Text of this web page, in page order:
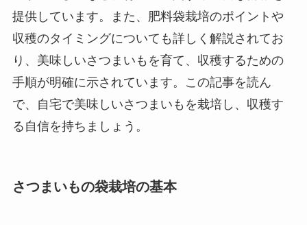
提供しています。また、肥料袋栽培のポイントや
収穫のタイミングについても詳しく解説されてお
り、美味しいさつまいもを育て、収穫するための
手順が明確に示されています。この記事を読ん
で、自宅で美味しいさつまいもを栽培し、収穫す
る自信を持ちましょう。
さつまいもの袋栽培の基本